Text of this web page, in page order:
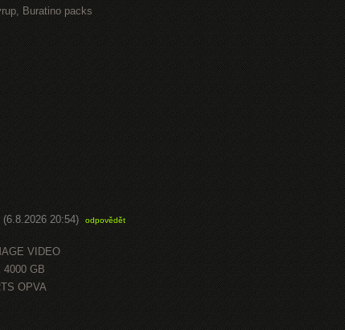
Buratino packs
(6.8.2026 20:54) odpovědět
VIDEO
4000 GB
OPVA